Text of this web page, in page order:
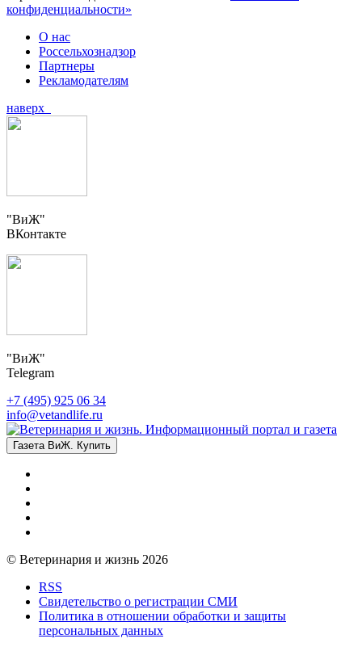
конфиденциальности»
О нас
Россельхознадзор
Партнеры
Рекламодателям
наверх
"ВиЖ"
ВКонтакте
"ВиЖ"
Telegram
+7 (495) 925 06 34
info@vetandlife.ru
Газета ВиЖ. Купить
© Ветеринария и жизнь 2026
RSS
Свидетельство о регистрации СМИ
Политика в отношении обработки и защиты
персональных данных